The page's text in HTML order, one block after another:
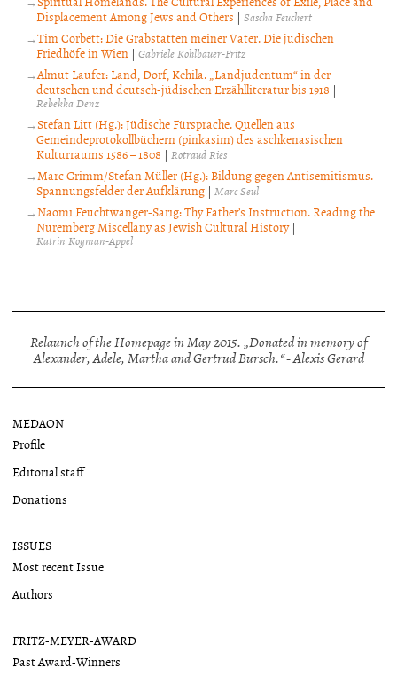
Displacement Among Jews and Others | Sascha Feuchert
Tim Corbett: Die Grabstätten meiner Väter. Die jüdischen
Friedhöfe in Wien | Gabriele Kohlbauer-Fritz
Almut Laufer: Land, Dorf, Kehila. „Landjudentum“ in der
deutschen und deutsch-jüdischen Erzählliteratur bis 1918 |
Rebekka Denz
Stefan Litt (Hg.): Jüdische Fürsprache. Quellen aus
Gemeindeprotokollbüchern (pinkasim) des aschkenasischen
Kulturraums 1586 – 1808 | Rotraud Ries
Marc Grimm/Stefan Müller (Hg.): Bildung gegen Antisemitismus.
Spannungsfelder der Aufklärung | Marc Seul
Naomi Feuchtwanger-Sarig: Thy Father’s Instruction. Reading the
Nuremberg Miscellany as Jewish Cultural History|
Katrin Kogman-Appel
Relaunch of the Homepage in May 2015. „Donated in memory of
Alexander, Adele, Martha and Gertrud Bursch.“ - Alexis Gerard
MEDAON
Profile
Editorial staff
Donations
ISSUES
Most recent Issue
Authors
FRITZ-MEYER-AWARD
Past Award-Winners